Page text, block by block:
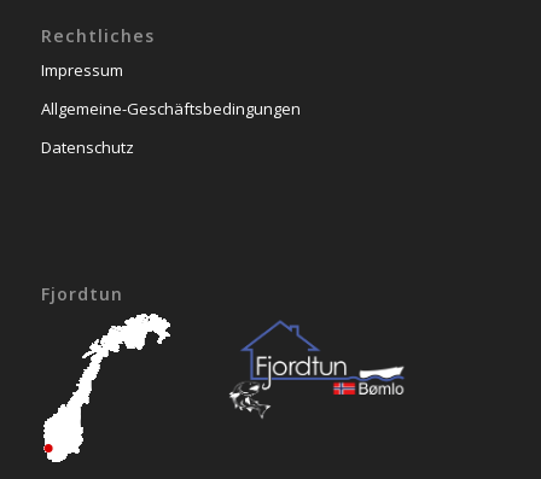
Rechtliches
Impressum
Allgemeine-Geschäftsbedingungen
Datenschutz
Fjordtun